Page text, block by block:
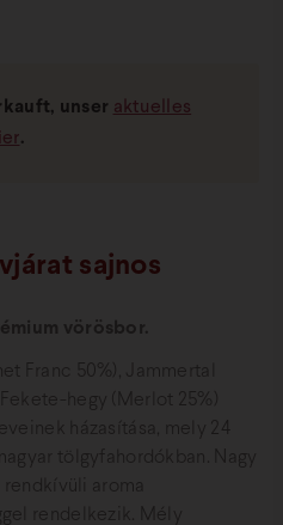
unser aktuelles
.
sajnos
vörösbor.
Franc 50%), Jammertal
hegy (Merlot 25%)
házasítása, mely 24
tölgyfahordókban. Nagy
aroma
rendelkezik. Mély